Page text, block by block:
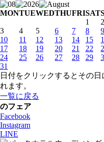
MONTUEWEDTHUFRISAT
1
2
3
4 5 6 7 8
9
10
11 12 13 14 15
17
18 19 20 21 22
24
25 26 27 28 29
31
日付をクリックするとその
れます。
一覧に戻る
のフェア
Facebook
Instagram
LINE